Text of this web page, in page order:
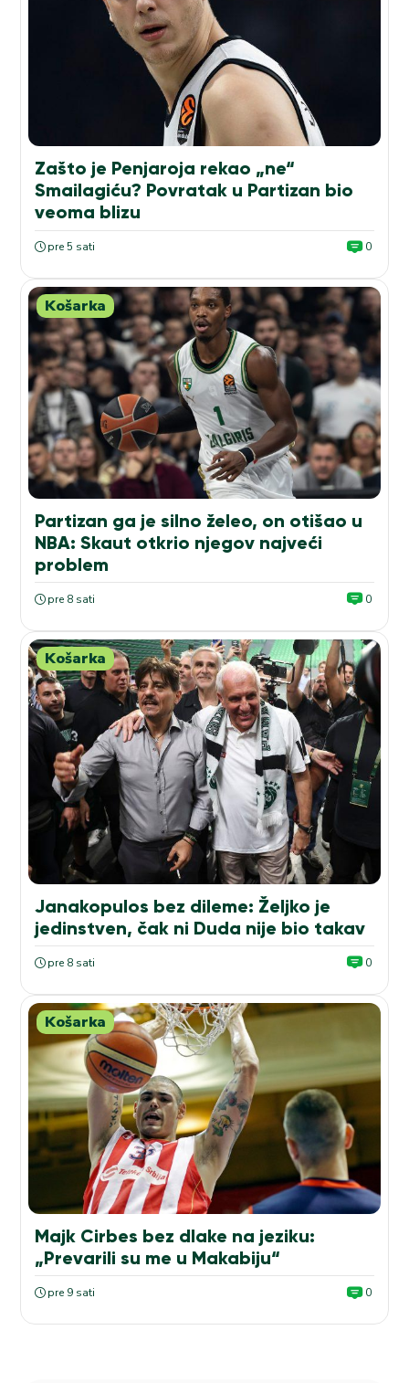
Zašto je Penjaroja rekao „ne“
Smailagiću? Povratak u Partizan bio
veoma blizu
pre 5 sati 0
Košarka
Partizan ga je silno želeo, on otišao u
NBA: Skaut otkrio njegov najveći
problem
pre 8 sati 0
Košarka
Janakopulos bez dileme: Željko je
jedinstven, čak ni Duda nije bio takav
pre 8 sati 0
Košarka
Majk Cirbes bez dlake na jeziku:
„Prevarili su me u Makabiju“
pre 9 sati 0